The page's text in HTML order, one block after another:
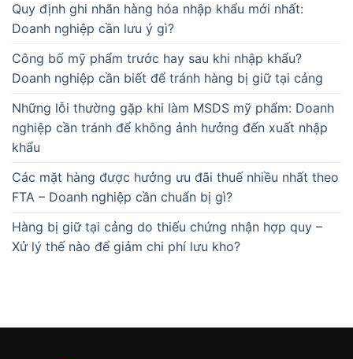
Quy định ghi nhãn hàng hóa nhập khẩu mới nhất:
Doanh nghiệp cần lưu ý gì?
Công bố mỹ phẩm trước hay sau khi nhập khẩu?
Doanh nghiệp cần biết để tránh hàng bị giữ tại cảng
Những lỗi thường gặp khi làm MSDS mỹ phẩm: Doanh
nghiệp cần tránh để không ảnh hưởng đến xuất nhập
khẩu
Các mặt hàng được hưởng ưu đãi thuế nhiều nhất theo
FTA – Doanh nghiệp cần chuẩn bị gì?
Hàng bị giữ tại cảng do thiếu chứng nhận hợp quy –
Xử lý thế nào để giảm chi phí lưu kho?